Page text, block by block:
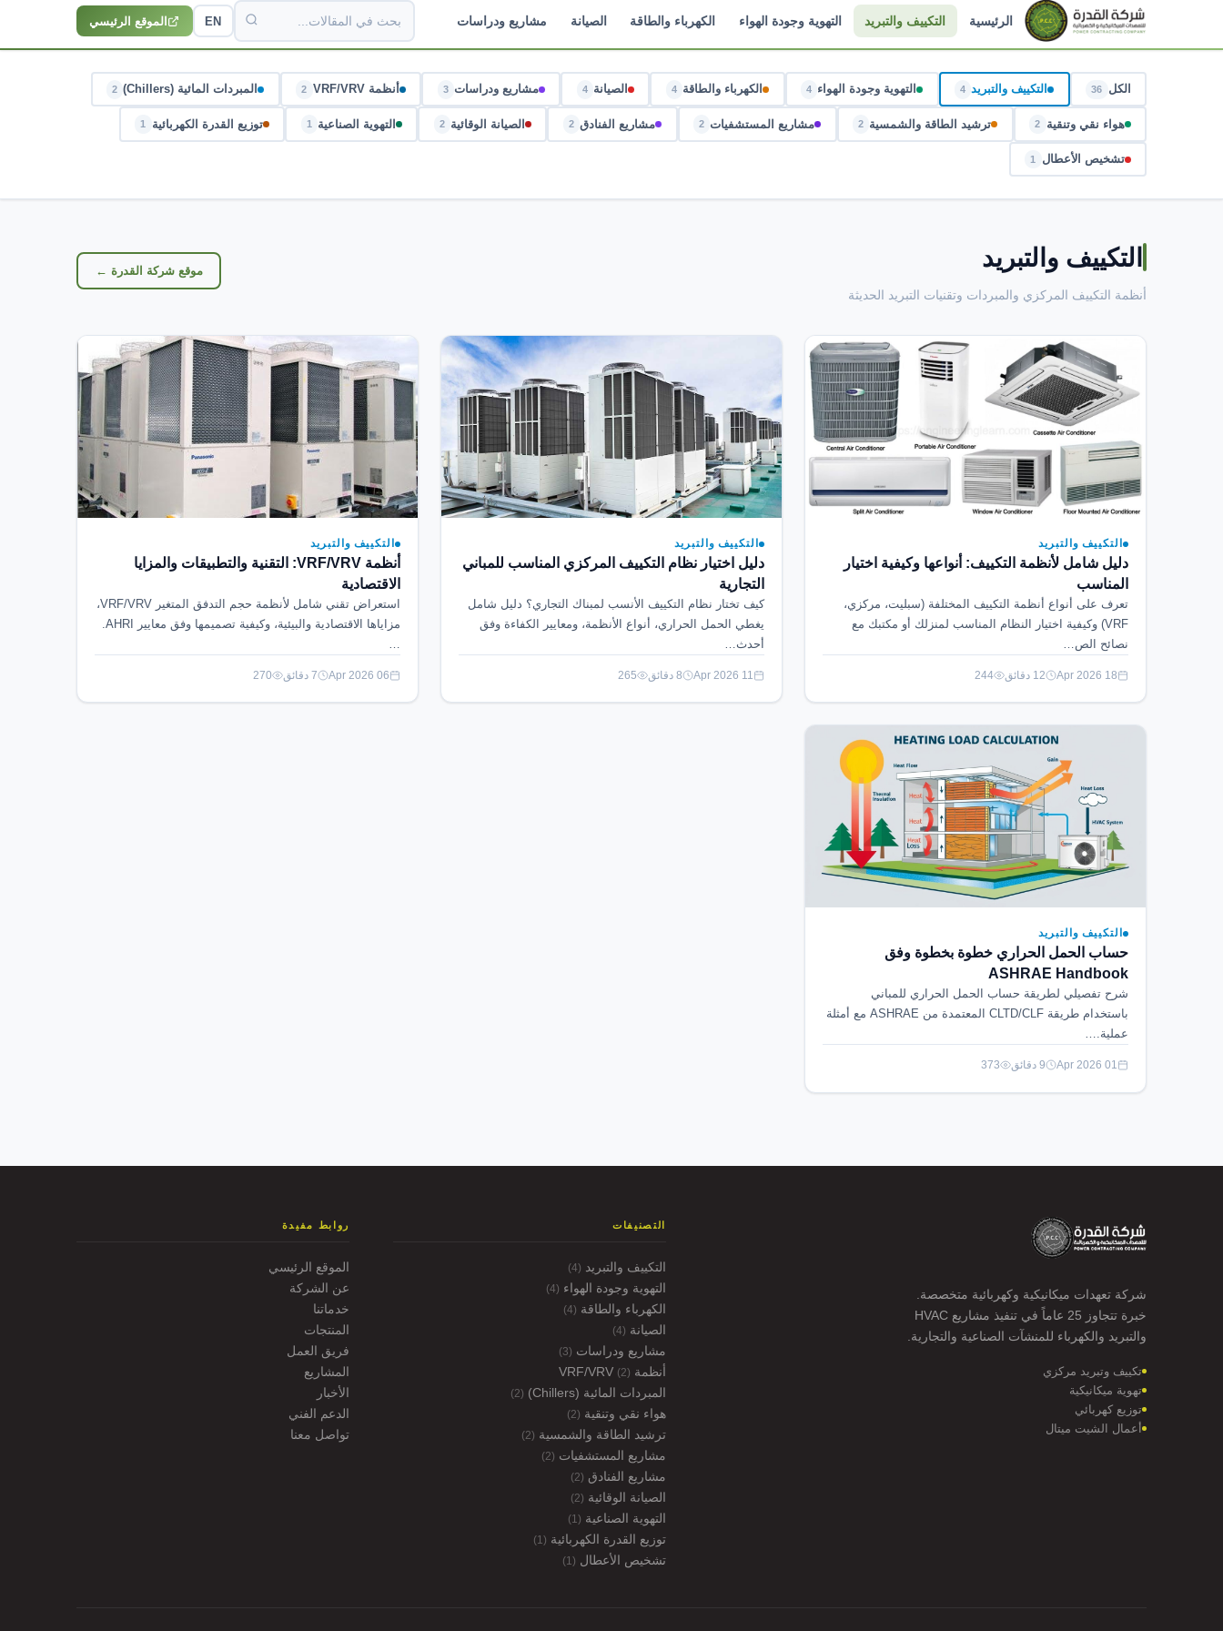
الرئيسية التكييف والتبريد التهوية وجودة الهواء الكهرباء والطاقة الصيانة مشاريع ودراسات EN الموقع الرئيسي
الكل 36 التكييف والتبريد 4 التهوية وجودة الهواء 4 الكهرباء والطاقة 4 الصيانة 4 مشاريع ودراسات 3 أنظمة VRF/VRV 2 المبردات المائية (Chillers) 2
هواء نقي وتنقية 2 ترشيد الطاقة والشمسية 2 مشاريع المستشفيات 2 مشاريع الفنادق 2 الصيانة الوقائية 2 التهوية الصناعية 1 توزيع القدرة الكهربائية 1
تشخيص الأعطال 1
التكييف والتبريد
أنظمة التكييف المركزي والمبردات وتقنيات التبريد الحديثة
موقع شركة القدرة ←
التكييف والتبريد
دليل شامل لأنظمة التكييف: أنواعها وكيفية اختيار
المناسب
تعرف على أنواع أنظمة التكييف المختلفة (سبليت، مركزي،
VRF) وكيفية اختيار النظام المناسب لمنزلك أو مكتبك مع
نصائح الص…
18 Apr 2026 12 دقائق 244
التكييف والتبريد
دليل اختيار نظام التكييف المركزي المناسب للمباني
التجارية
كيف تختار نظام التكييف الأنسب لمبناك التجاري؟ دليل شامل
يغطي الحمل الحراري، أنواع الأنظمة، ومعايير الكفاءة وفق
أحدث…
11 Apr 2026 8 دقائق 265
التكييف والتبريد
أنظمة VRF/VRV: التقنية والتطبيقات والمزايا
الاقتصادية
استعراض تقني شامل لأنظمة حجم التدفق المتغير VRF/VRV،
مزاياها الاقتصادية والبيئية، وكيفية تصميمها وفق معايير AHRI.
…
06 Apr 2026 7 دقائق 270
التكييف والتبريد
حساب الحمل الحراري خطوة بخطوة وفق
ASHRAE Handbook
شرح تفصيلي لطريقة حساب الحمل الحراري للمباني
باستخدام طريقة CLTD/CLF المعتمدة من ASHRAE مع أمثلة
عملية.…
01 Apr 2026 9 دقائق 373
شركة تعهدات ميكانيكية وكهربائية متخصصة.
خبرة تتجاوز 25 عاماً في تنفيذ مشاريع HVAC
والتبريد والكهرباء للمنشآت الصناعية والتجارية.
تكييف وتبريد مركزي
تهوية ميكانيكية
توزيع كهربائي
أعمال الشيت ميتال
التصنيفات
التكييف والتبريد (4)
التهوية وجودة الهواء (4)
الكهرباء والطاقة (4)
الصيانة (4)
مشاريع ودراسات (3)
أنظمة VRF/VRV (2)
المبردات المائية (Chillers) (2)
هواء نقي وتنقية (2)
ترشيد الطاقة والشمسية (2)
مشاريع المستشفيات (2)
مشاريع الفنادق (2)
الصيانة الوقائية (2)
التهوية الصناعية (1)
توزيع القدرة الكهربائية (1)
تشخيص الأعطال (1)
روابط مفيدة
الموقع الرئيسي
عن الشركة
خدماتنا
المنتجات
فريق العمل
المشاريع
الأخبار
الدعم الفني
تواصل معنا